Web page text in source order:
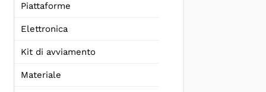
Piattaforme
Elettronica
Kit di avviamento
Materiale